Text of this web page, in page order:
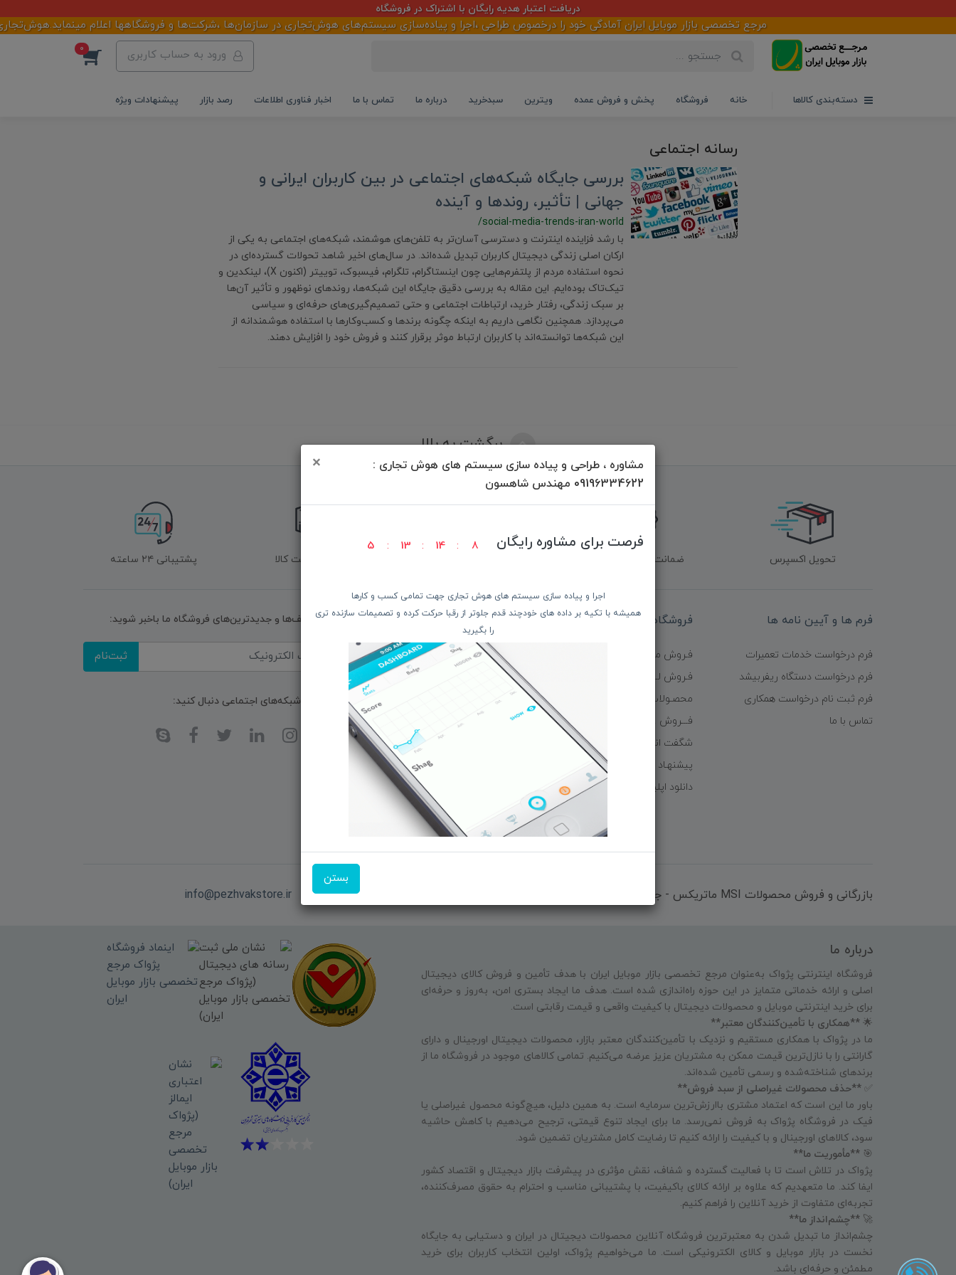
مشاوره ، طراحی و پیاده سازی سیستم های هوش تجاری :
09196334622 مهندس شاهسون
×
فرصت برای مشاوره رایگان 5 13 14 8
اجرا و پیاده سازی سیستم های هوش تجاری جهت تمامی کسب و کارها
همیشه با تکیه بر داده های خودچند قدم جلوتر از رقبا حرکت کرده و تصمیمات سازنده تری
را بگیرید
بستن
دریافت اعتبار هدیه رایگان با اشتراک در فروشگاه
مرجع تخصصی بازار موبایل ایران آمادگی خود را درخصوص طراحی ،اجرا و پیاده‌سازی سیستم‌های هوش‌تجاری در سازمان‌ها ،شرکت‌ها و فروشگاهها اعلام مینماید.هوش‌تجاری
ورود به حساب کاربری 0
دسته‌بندی کالاها خانه فروشگاه پخش و فروش عمده ویترین سبدخرید درباره ما تماس با ما اخبار فناوری اطلاعات رصد بازار پیشنهادات ویژه
رسانه اجتماعی
بررسی جایگاه شبکه‌های اجتماعی در بین کاربران ایرانی و
جهانی | تأثیر، روندها و آینده
/social-media-trends-iran-world
با رشد فزاینده اینترنت و دسترسی آسان‌تر به تلفن‌های هوشمند، شبکه‌های اجتماعی به یکی از
ارکان اصلی زندگی دیجیتال کاربران تبدیل شده‌اند. در سال‌های اخیر شاهد تحولات گسترده‌ای در
نحوه استفاده مردم از پلتفرم‌هایی چون اینستاگرام، تلگرام، فیسبوک، توییتر (اکنون X)، لینکدین و
تیک‌تاک بوده‌ایم. این مقاله به بررسی دقیق جایگاه این شبکه‌ها، روندهای نوظهور و تأثیر آن‌ها
بر سبک زندگی، رفتار خرید، ارتباطات اجتماعی و حتی تصمیم‌گیری‌های حرفه‌ای و سیاسی
می‌پردازد. همچنین نگاهی داریم به اینکه چگونه برندها و کسب‌وکارها با استفاده هوشمندانه از
این شبکه‌ها توانسته‌اند با کاربران ارتباط موثر برقرار کنند و فروش خود را افزایش دهند.
برگشت به بالا
تحویل اکسپرس ضمانت اصل‌بودن کالا ضمانت بازگشت کالا پشتیبانی ۲۴ ساعته
فرم ها و آیین نامه ها
فرم درخواست خدمات تعمیرات
فرم درخواست دستگاه ریفربیشد
فرم ثبت نام درخواست همکاری
تماس با ما
فروشگاه
فـروش موبایـل و تبــلت
فـروش لـــوازم جانبـــی
محصـولات ریفربیشـد
فـــروش عُمـده کــالا
شگفت انگیزان منتخب
پیشنهـاد شگفت انگیز
دانلود اپلیکیشن فروشگاه
دسترسی سریع
صفحه ابتدایی سایت
راهنمای ثبت سفارش
معرفـــی همکــاران
حــــریم خصوصـی
ویتریــن فروشگـــاه
درباره ما بیشتر بدانید
اخبار فناوری اطلاعات
پیگیری مرسوله پستی
دعوت به همکاری
از تخفیف‌ها و جدیدترین‌های فروشگاه ما باخبر شوید:
ثبت‌نام
ما را در شبکه‌های اجتماعی دنبال کنید:
بازرگانی و فروش محصولات MSI ماتریکس - جناب آقای مهندس باقری آدرس ایمیل: info@pezhvakstore.ir
درباره ما
فروشگاه اینترنتی پژواک به‌عنوان مرجع تخصصی بازار موبایل ایران با هدف تأمین و فروش کالای دیجیتال
اصلی و ارائه خدماتی متمایز در این حوزه راه‌اندازی شده است. هدف ما ایجاد بستری امن، به‌روز و حرفه‌ای
برای خرید اینترنتی موبایل و محصولات دیجیتال با کیفیت واقعی و قیمت رقابتی است.
🌟 **همکاری با تأمین‌کنندگان معتبر**
ما در پژواک با همکاری مستقیم و نزدیک با تأمین‌کنندگان معتبر بازار، محصولات دیجیتال اورجینال و دارای
گارانتی را با نازل‌ترین قیمت ممکن به مشتریان عزیز عرضه می‌کنیم. تمامی کالاهای موجود در فروشگاه ما از
برندهای شناخته‌شده و رسمی تأمین شده‌اند.
✅ **حذف محصولات غیراصلی از سبد فروش**
باور ما این است که اعتماد مشتری باارزش‌ترین سرمایه است. به همین دلیل، هیچ‌گونه محصول غیراصلی یا
فیک در فروشگاه پژواک به فروش نمی‌رسد. ما برای ایجاد تنوع قیمتی، ترجیح می‌دهیم با کاهش حاشیه
سود، کالاهای اورجینال و با کیفیت را ارائه کنیم تا رضایت کامل مشتریان تضمین شود.
🎯 **مأموریت ما**
پژواک در تلاش است تا با فعالیت گسترده و شفاف، نقش مؤثری در پیشرفت بازار دیجیتال و اقتصاد کشور
ایفا کند. ما متعهدیم که علاوه بر ارائه کالای باکیفیت، با پشتیبانی مناسب و احترام به حقوق مصرف‌کننده،
تجربه‌ای متفاوت از خرید آنلاین را فراهم کنیم.
🚀 **چشم‌انداز ما**
چشم‌انداز ما تبدیل شدن به معتبرترین فروشگاه آنلاین محصولات دیجیتال در ایران و دستیابی به جایگاه
نخست در بازار موبایل و کالای الکترونیکی است. ما می‌خواهیم پژواک، اولین انتخاب کاربران برای خرید
مطمئن و حرفه‌ای باشد.